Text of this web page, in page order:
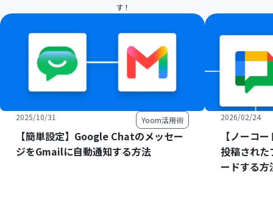
す！
2025/10/31 Yoom活用術
【簡単設定】Google Chatのメッセー
ジをGmailに自動通知する方法
2026/02/24
【ノーコ
投稿され
ードする方